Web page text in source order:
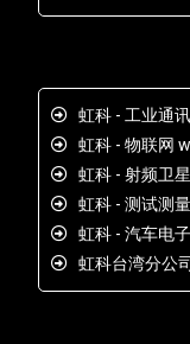
虹科 - 工业通
虹科 - 物联网
虹科 - 射频卫
虹科 - 测试测
虹科 - 汽车电
虹科台湾分公